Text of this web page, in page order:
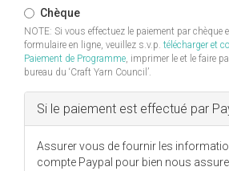
Chèque
NOTE: Si vous effectuez le paiement par chèque
formulaire en ligne, veuillez s.v.p. télécharger et
Paiement de Programme, imprimer le et le faire
bureau du ‘Craft Yarn Council’.
Hide
Si le paiement est effectué par
Assurer vous de fournir les
compte Paypal pour bien nous